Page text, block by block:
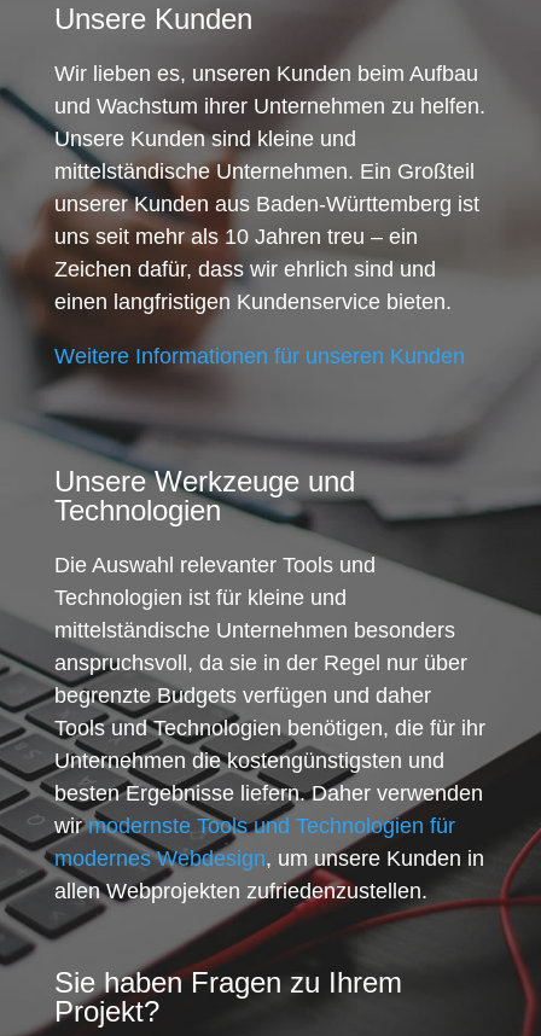
Unsere Kunden
Wir lieben es, unseren Kunden beim Aufbau
und Wachstum ihrer Unternehmen zu helfen.
Unsere Kunden sind kleine und
mittelständische Unternehmen. Ein Großteil
unserer Kunden aus Baden-Württemberg ist
uns seit mehr als 10 Jahren treu – ein
Zeichen dafür, dass wir ehrlich sind und
einen langfristigen Kundenservice bieten.
Weitere Informationen für unseren Kunden
Unsere Werkzeuge und
Technologien
Die Auswahl relevanter Tools und
Technologien ist für kleine und
mittelständische Unternehmen besonders
anspruchsvoll, da sie in der Regel nur über
begrenzte Budgets verfügen und daher
Tools und Technologien benötigen, die für ihr
Unternehmen die kostengünstigsten und
besten Ergebnisse liefern. Daher verwenden
wirmodernste Tools und Technologien für
modernes Webdesign, um unsere Kunden in
allen Webprojekten zufriedenzustellen.
Sie haben Fragen zu Ihrem
Projekt?